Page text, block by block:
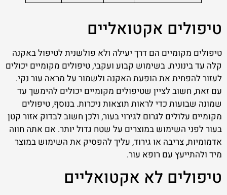
טיפולים אקטואליים
טיפולים מקומיים הם דרך יעילה ולא פולשנית לטיפול באקנה
קלה עד בינונית. בשימוש קבוע ועקבי, טיפולים מקומיים יכולים
לעזור להפחית את הופעת האקנה ולשמור על מראה עור נקי.
עם זאת, חשוב לציין שטיפולים מקומיים יכולים להימשך עד
שמונה שבועות כדי לראות תוצאות ניכרות. בנוסף, טיפולים
מקומיים עלולים לגרום לגירוי בעור, ולכן חשוב לבדוק אזור קטן
בעור לפני השימוש במוצרים על שטח גדול יותר. אם אתה חווה
אדמומיות, צריבה או גירוד, עליך להפסיק את השימוש במוצר
מיד ולהתייעץ עם רופא עור.
טיפולים לא אקטואליים